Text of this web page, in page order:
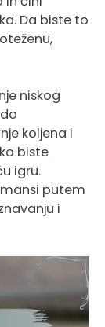
Da biste to
niskog
koljena i
biste
igru.
putem
i